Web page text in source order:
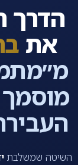
הדרך
את
השיטה שמשלבת